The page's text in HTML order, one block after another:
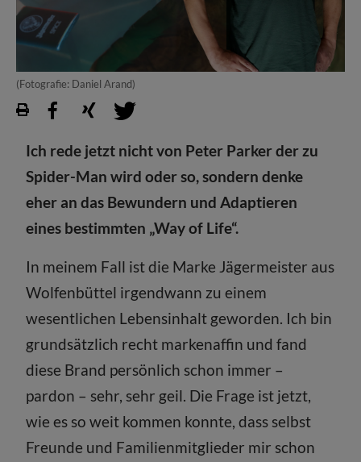
(Fotografie: Daniel Arand)
Ich rede jetzt nicht von Peter Parker der zu
Spider-Man wird oder so, sondern denke
eher an das Bewundern und Adaptieren
eines bestimmten „Way of Life“.
In meinem Fall ist die Marke Jägermeister aus
Wolfenbüttel irgendwann zu einem
wesentlichen Lebensinhalt geworden. Ich bin
grundsätzlich recht markenaffin und fand
diese Brand persönlich schon immer –
pardon – sehr, sehr geil. Die Frage ist jetzt,
wie es so weit kommen konnte, dass selbst
Freunde und Familienmitglieder mir schon